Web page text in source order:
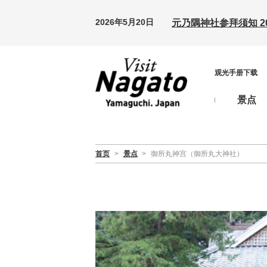
2026年5月20日 元乃隅神社参拜须知
观光手册下载
景点
首页 > 景点 > 御所丸神宫（御所丸大神社）